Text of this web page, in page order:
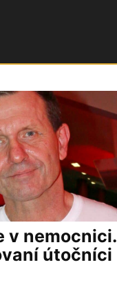
v nemocnici.
útočníci